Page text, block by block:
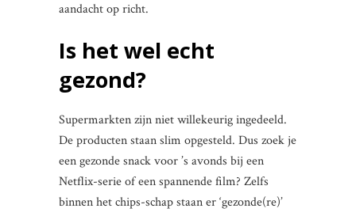
aandacht op richt.
Is het wel echt
gezond?
Supermarkten zijn niet willekeurig ingedeeld.
De producten staan slim opgesteld. Dus zoek je
een gezonde snack voor ’s avonds bij een
Netflix-serie of een spannende film? Zelfs
binnen het chips-schap staan er ‘gezonde(re)’